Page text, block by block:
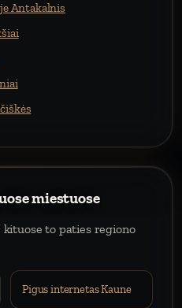
Antakalnis
miestuose
to paties regiono
Pigus internetas Kaune